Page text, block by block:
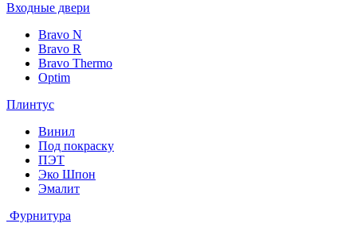
Входные двери
Bravo N
Bravo R
Bravo Thermo
Optim
Плинтус
Винил
Под покраску
ПЭТ
Эко Шпон
Эмалит
Фурнитура